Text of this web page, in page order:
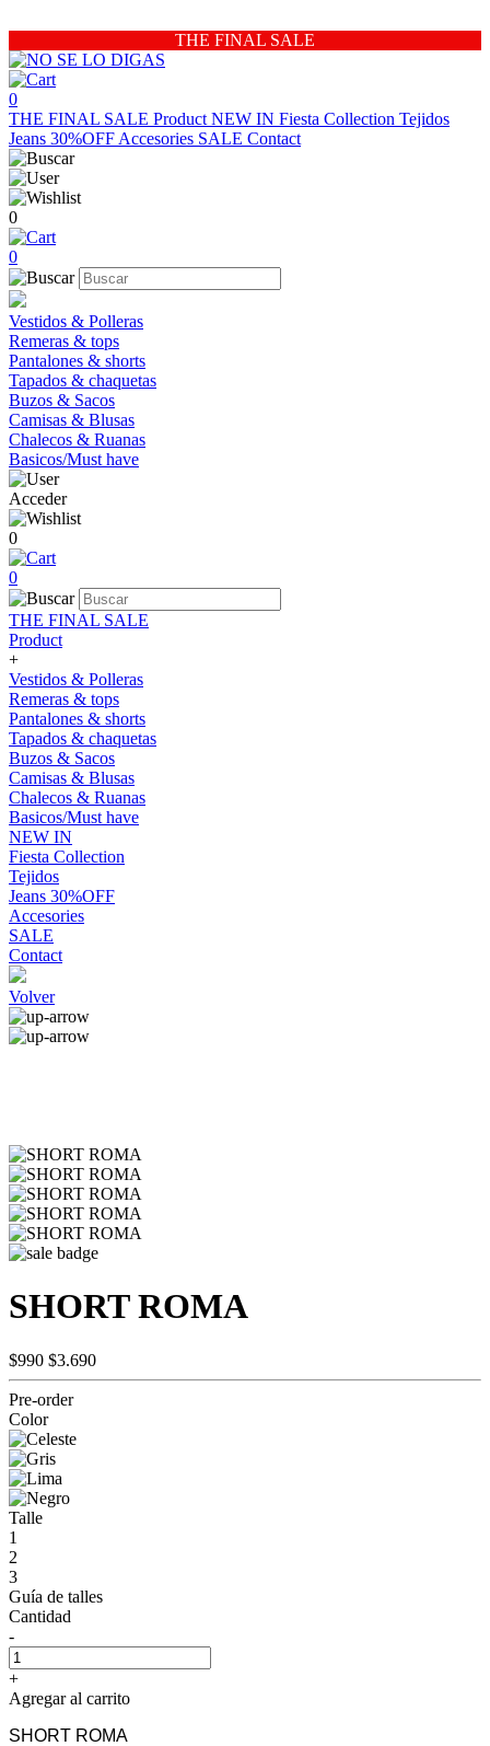
THE FINAL SALE
0
THE FINAL SALE Product NEW IN Fiesta Collection Tejidos
Jeans 30%OFF Accesories SALE Contact
0
0
Vestidos & Polleras
Remeras & tops
Pantalones & shorts
Tapados & chaquetas
Buzos & Sacos
Camisas & Blusas
Chalecos & Ruanas
Basicos/Must have
Acceder
0
0
THE FINAL SALE
Product
+
Vestidos & Polleras
Remeras & tops
Pantalones & shorts
Tapados & chaquetas
Buzos & Sacos
Camisas & Blusas
Chalecos & Ruanas
Basicos/Must have
NEW IN
Fiesta Collection
Tejidos
Jeans 30%OFF
Accesories
SALE
Contact
Volver
SHORT ROMA
$990 $3.690
Pre-order
Color
Talle
1
2
3
Guía de talles
Cantidad
-
+
Agregar al carrito
SHORT ROMA